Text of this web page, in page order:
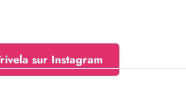
sur Instagram